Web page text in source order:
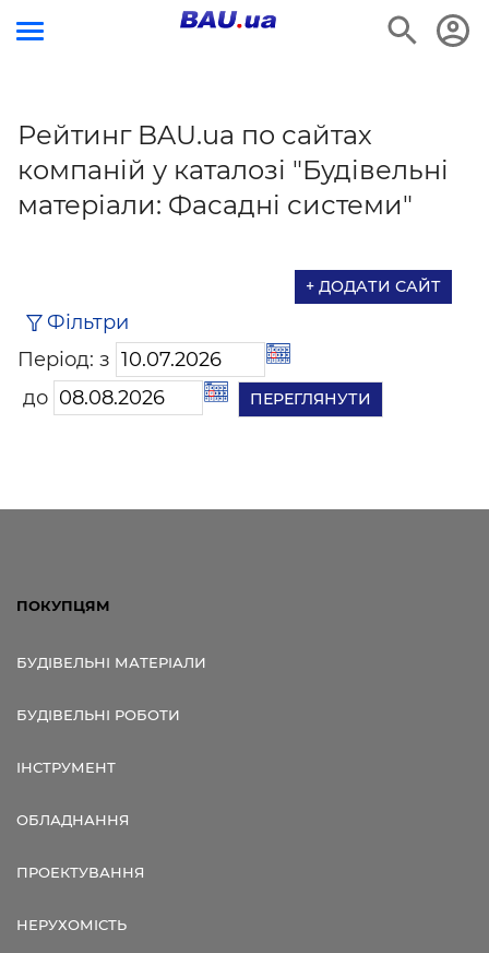
Рейтинг BAU.ua по сайтах
компаній у каталозі "Будівельні
матеріали: Фасадні системи"
+ ДОДАТИ САЙТ
Фільтри
Період: з
до
ПОКУПЦЯМ
БУДІВЕЛЬНІ МАТЕРІАЛИ
БУДІВЕЛЬНІ РОБОТИ
ІНСТРУМЕНТ
ОБЛАДНАННЯ
ПРОЕКТУВАННЯ
НЕРУХОМІСТЬ